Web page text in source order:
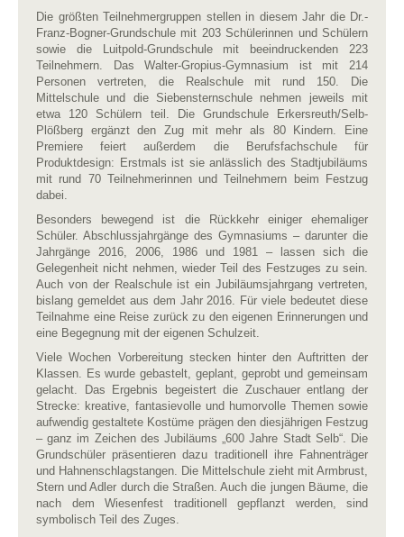
Die größten Teilnehmergruppen stellen in diesem Jahr die Dr.-
Franz-Bogner-Grundschule mit 203 Schülerinnen und Schülern
sowie die Luitpold-Grundschule mit beeindruckenden 223
Teilnehmern. Das Walter-Gropius-Gymnasium ist mit 214
Personen vertreten, die Realschule mit rund 150. Die
Mittelschule und die Siebensternschule nehmen jeweils mit
etwa 120 Schülern teil. Die Grundschule Erkersreuth/Selb-
Plößberg ergänzt den Zug mit mehr als 80 Kindern. Eine
Premiere feiert außerdem die Berufsfachschule für
Produktdesign: Erstmals ist sie anlässlich des Stadtjubiläums
mit rund 70 Teilnehmerinnen und Teilnehmern beim Festzug
dabei.
Besonders bewegend ist die Rückkehr einiger ehemaliger
Schüler. Abschlussjahrgänge des Gymnasiums – darunter die
Jahrgänge 2016, 2006, 1986 und 1981 – lassen sich die
Gelegenheit nicht nehmen, wieder Teil des Festzuges zu sein.
Auch von der Realschule ist ein Jubiläumsjahrgang vertreten,
bislang gemeldet aus dem Jahr 2016. Für viele bedeutet diese
Teilnahme eine Reise zurück zu den eigenen Erinnerungen und
eine Begegnung mit der eigenen Schulzeit.
Viele Wochen Vorbereitung stecken hinter den Auftritten der
Klassen. Es wurde gebastelt, geplant, geprobt und gemeinsam
gelacht. Das Ergebnis begeistert die Zuschauer entlang der
Strecke: kreative, fantasievolle und humorvolle Themen sowie
aufwendig gestaltete Kostüme prägen den diesjährigen Festzug
– ganz im Zeichen des Jubiläums „600 Jahre Stadt Selb“. Die
Grundschüler präsentieren dazu traditionell ihre Fahnenträger
und Hahnenschlagstangen. Die Mittelschule zieht mit Armbrust,
Stern und Adler durch die Straßen. Auch die jungen Bäume, die
nach dem Wiesenfest traditionell gepflanzt werden, sind
symbolisch Teil des Zuges.